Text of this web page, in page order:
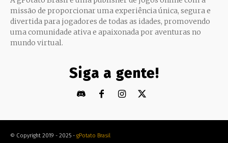
missão de proporcionar uma experiência única, segura e
divertida para jogadores de todas as idades, promovendo
uma comunidade ativa e apaixonada por aventuras no
mundo virtual.
Siga a gente!
© Copyright 2019 - 2025 - gPotato Brasil